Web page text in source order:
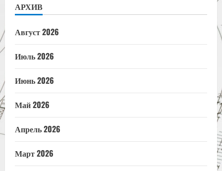
АРХИВ
Август 2026
Июль 2026
Июнь 2026
Май 2026
Апрель 2026
Март 2026